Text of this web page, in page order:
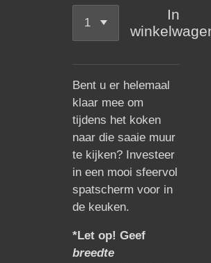
In
Bent u er helemaal
klaar mee om
tijdens het koken
naar die saaie muur
te kijken? Investeer
in een mooi sfeervol
spatscherm voor in
de keuken.
*Let op! Geef
breedte